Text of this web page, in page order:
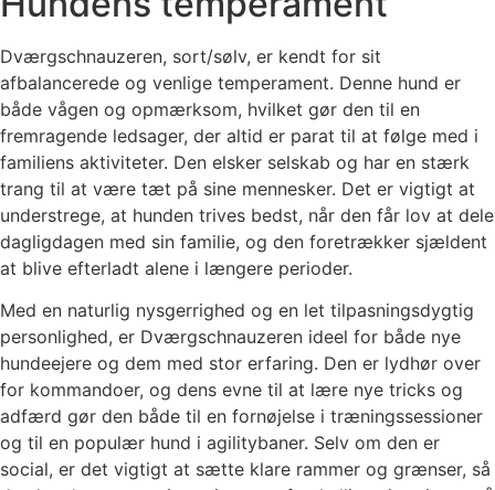
Dværgschnauzeren, sort/sølv, er kendt for sit
afbalancerede og venlige temperament. Denne hund er
både vågen og opmærksom, hvilket gør den til en
fremragende ledsager, der altid er parat til at følge med i
familiens aktiviteter. Den elsker selskab og har en stærk
trang til at være tæt på sine mennesker. Det er vigtigt at
understrege, at hunden trives bedst, når den får lov at dele
dagligdagen med sin familie, og den foretrækker sjældent
at blive efterladt alene i længere perioder.
Med en naturlig nysgerrighed og en let tilpasningsdygtig
personlighed, er Dværgschnauzeren ideel for både nye
hundeejere og dem med stor erfaring. Den er lydhør over
for kommandoer, og dens evne til at lære nye tricks og
adfærd gør den både til en fornøjelse i træningssessioner
og til en populær hund i agilitybaner. Selv om den er
social, er det vigtigt at sætte klare rammer og grænser, så